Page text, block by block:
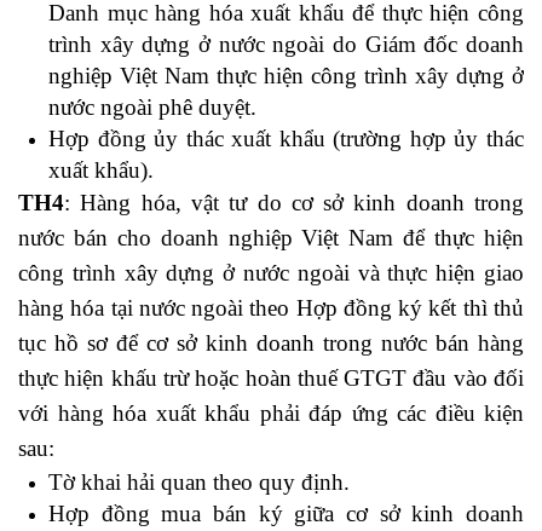
Danh mục hàng hóa xuất khẩu để thực hiện công
trình xây dựng ở nước ngoài do Giám đốc doanh
nghiệp Việt Nam thực hiện công trình xây dựng ở
nước ngoài phê duyệt.
Hợp đồng ủy thác xuất khẩu (trường hợp ủy thác
xuất khẩu).
TH4: Hàng hóa, vật tư do cơ sở kinh doanh trong
nước bán cho doanh nghiệp Việt Nam để thực hiện
công trình xây dựng ở nước ngoài và thực hiện giao
hàng hóa tại nước ngoài theo Hợp đồng ký kết thì thủ
tục hồ sơ để cơ sở kinh doanh trong nước bán hàng
thực hiện khấu trừ hoặc hoàn thuế GTGT đầu vào đối
với hàng hóa xuất khẩu phải đáp ứng các điều kiện
sau:
Tờ khai hải quan theo quy định.
Hợp đồng mua bán ký giữa cơ sở kinh doanh